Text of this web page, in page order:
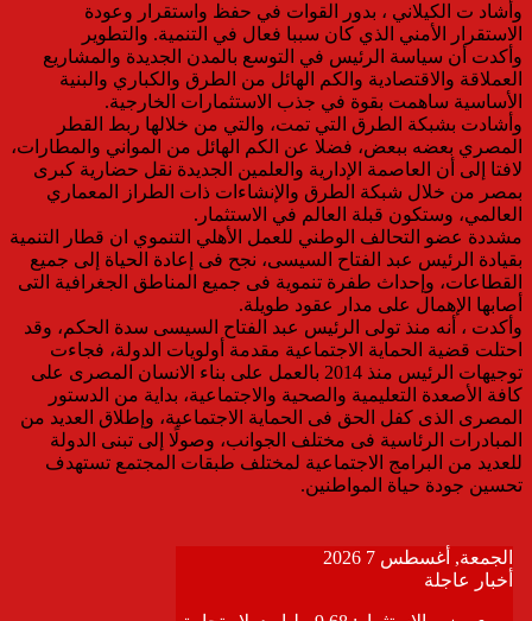
وأشاد ت الكيلاني ، بدور القوات في حفظ واستقرار وعودة
الاستقرار الأمني الذي كان سببا فعال في التنمية. والتطوير
وأكدت أن سياسة الرئيس في التوسع بالمدن الجديدة والمشاريع
العملاقة والاقتصادية والكم الهائل من الطرق والكباري والبنية
الأساسية ساهمت بقوة في جذب الاستثمارات الخارجية.
وأشادت بشبكة الطرق التي تمت، والتي من خلالها ربط القطر
المصري بعضه ببعض، فضلا عن الكم الهائل من المواني والمطارات،
لافتا إلى أن العاصمة الإدارية والعلمين الجديدة نقل حضارية كبرى
بمصر من خلال شبكة الطرق والإنشاءات ذات الطراز المعماري
العالمي، وستكون قبلة العالم في الاستثمار.
مشددة عضو التحالف الوطني للعمل الأهلي التنموي ان قطار التنمية
بقيادة الرئيس عبد الفتاح السيسى، نجح فى إعادة الحياة إلى جميع
القطاعات، وإحداث طفرة تنموية فى جميع المناطق الجغرافية التى
أصابها الإهمال على مدار عقود طويلة.
وأكدت ، أنه منذ تولى الرئيس عبد الفتاح السيسى سدة الحكم، وقد
احتلت قضية الحماية الاجتماعية مقدمة أولويات الدولة، فجاءت
توجيهات الرئيس منذ 2014 بالعمل على بناء الانسان المصرى على
كافة الأصعدة التعليمية والصحية والاجتماعية، بداية من الدستور
المصرى الذى كفل الحق فى الحماية الاجتماعية، وإطلاق العديد من
المبادرات الرئاسية فى مختلف الجوانب، وصولًا إلى تبنى الدولة
للعديد من البرامج الاجتماعية لمختلف طبقات المجتمع تستهدف
تحسين جودة حياة المواطنين.